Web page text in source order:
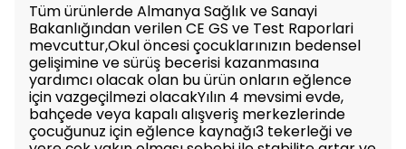
Tüm ürünlerde Almanya Sağlık ve Sanayi
Bakanlığından verilen CE GS ve Test Raporlari
mevcuttur,Okul öncesi çocuklarınızın bedensel
gelişimine ve sürüş becerisi kazanmasına
yardımcı olacak olan bu ürün onların eğlence
için vazgeçilmezi olacakYılın 4 mevsimi evde,
bahçede veya kapalı alışveriş merkezlerinde
çocuğunuz için eğlence kaynağı3 tekerleği ve